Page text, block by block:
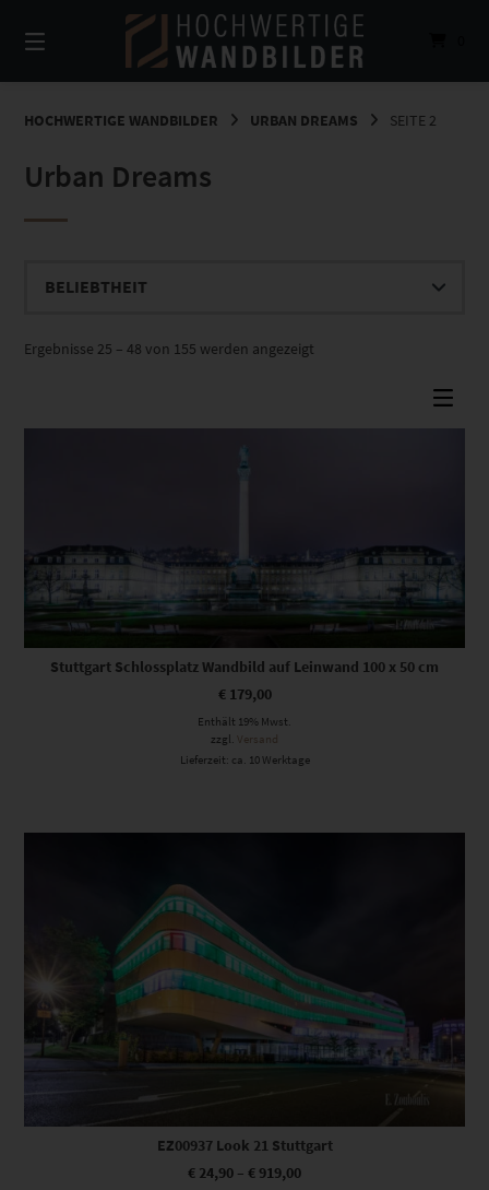
zum
Inhalt
HOCHWERTIGE WANDBILDER URBAN DREAMS SEITE 2
Urban Dreams
Ergebnisse 25 – 48 von 155 werden angezeigt
Stuttgart Schlossplatz Wandbild auf Leinwand 100 x 50 cm
€179,00
Enthält 19% Mwst.
zzgl. Versand
Lieferzeit: ca. 10 Werktage
Dieses Produkt weist mehrere Varianten auf. Die Optionen können auf der Produktseite gewählt werden
EZ00937 Look 21 Stuttgart
€ 24,90 – € 919,00